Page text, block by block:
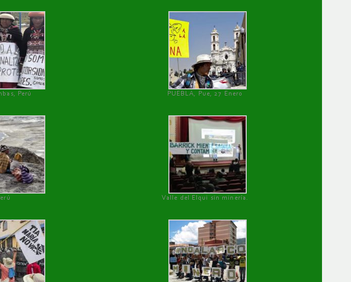
Perú PUEBLA, Pue, 27 Enero
Valle del Elqui sin minería.